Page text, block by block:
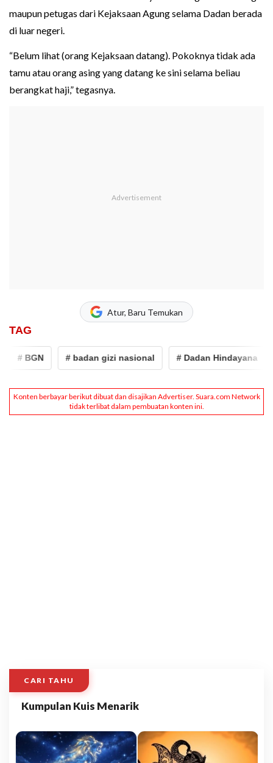
maupun petugas dari Kejaksaan Agung selama Dadan berada
di luar negeri.
“Belum lihat (orang Kejaksaan datang). Pokoknya tidak ada
tamu atau orang asing yang datang ke sini selama beliau
berangkat haji,” tegasnya.
Atur, Baru Temukan
TAG
# BGN # badan gizi nasional # Dadan Hindayana
CARI TAHU
Kumpulan Kuis Menarik